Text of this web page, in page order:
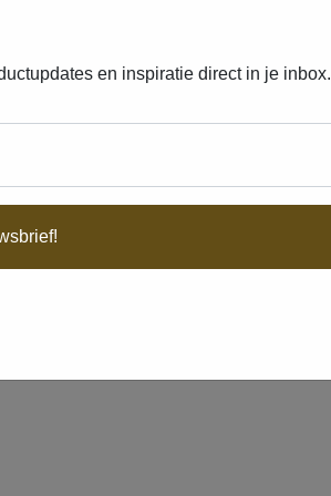
en inspiratie direct in je inbox.